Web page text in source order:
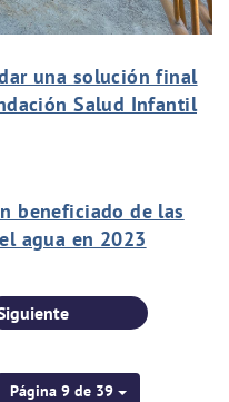
una solución final
Salud Infantil
beneficiado de las
agua en 2023
Página 9 de 39